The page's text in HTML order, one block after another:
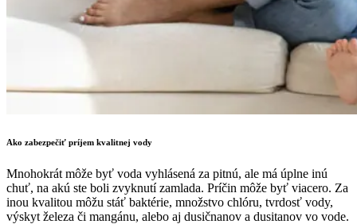
Ako zabezpečiť príjem kvalitnej vody
Mnohokrát môže byť voda vyhlásená za pitnú, ale má úplne inú
chuť, na akú ste boli zvyknutí zamlada. Príčin môže byť viacero. Za
inou kvalitou môžu stáť baktérie, množstvo chlóru, tvrdosť vody,
výskyt železa či mangánu, alebo aj dusičnanov a dusitanov vo vode.